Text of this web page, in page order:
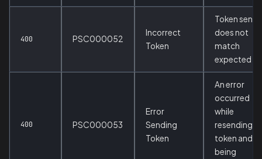
400 PSC000052
Incorrect
Token
Token sent
does not
match
expected
400 PSC000053
Error
Sending
Token
An error
occurred
while
resending
token and
being